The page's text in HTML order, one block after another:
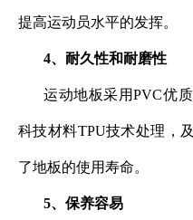
提高运动员水平的发挥。
4、耐久性和耐磨性
运动地板采用PVC优
科技材料TPU技术处理，
了地板的使用寿命。
5、保养容易